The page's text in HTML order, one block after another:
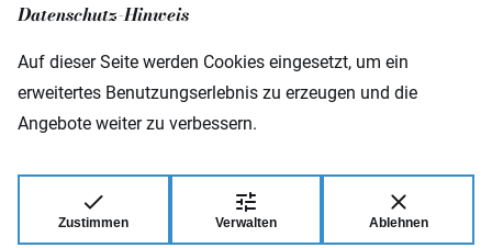
Datenschutz-Hinweis
Auf dieser Seite werden Cookies eingesetzt, um ein
erweitertes Benutzungserlebnis zu erzeugen und die
Angebote weiter zu verbessern.
Zustimmen Verwalten Ablehnen
Gewerbepark 46
D-08258 Markneukirchen
© 2026 Warwick GmbH & Co Music Equipment